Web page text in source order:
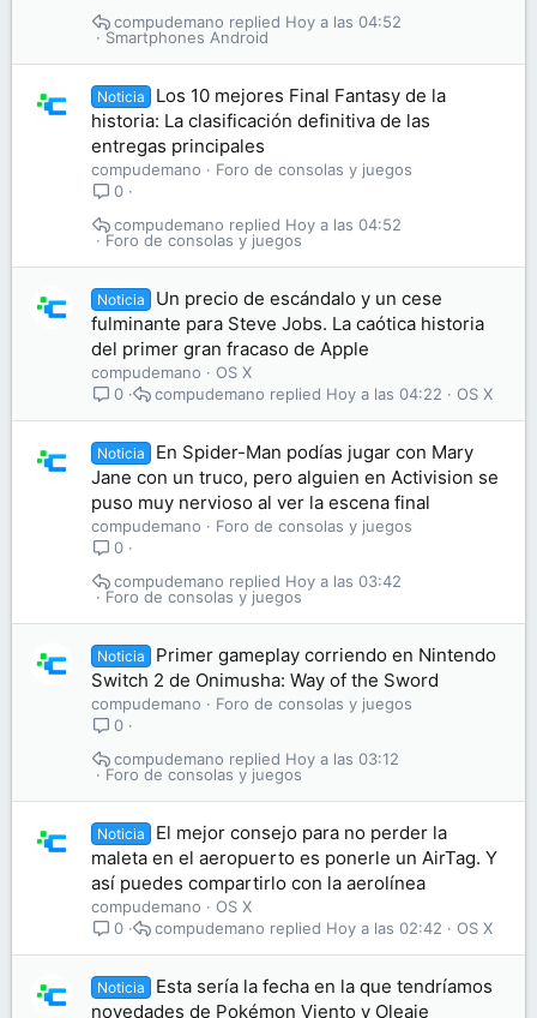
Smartphones Android
Hoy a las 04:52
compudemano
Noticia
Los 10 mejores Final Fantasy de la
historia: La clasificación definitiva de las
entregas principales
compudemano
Foro de consolas y juegos
0
Foro de consolas y juegos
Hoy a las 04:52
compudemano
Noticia
Un precio de escándalo y un cese
fulminante para Steve Jobs. La caótica historia
del primer gran fracaso de Apple
compudemano
OS X
0
OS X
Hoy a las 04:22
compudemano
Noticia
En Spider-Man podías jugar con Mary
Jane con un truco, pero alguien en Activision se
puso muy nervioso al ver la escena final
compudemano
Foro de consolas y juegos
0
Foro de consolas y juegos
Hoy a las 03:42
compudemano
Noticia
Primer gameplay corriendo en Nintendo
Switch 2 de Onimusha: Way of the Sword
compudemano
Foro de consolas y juegos
0
Foro de consolas y juegos
Hoy a las 03:12
compudemano
Noticia
El mejor consejo para no perder la
maleta en el aeropuerto es ponerle un AirTag. Y
así puedes compartirlo con la aerolínea
compudemano
OS X
0
OS X
Hoy a las 02:42
compudemano
Noticia
Esta sería la fecha en la que tendríamos
novedades de Pokémon Viento y Oleaje